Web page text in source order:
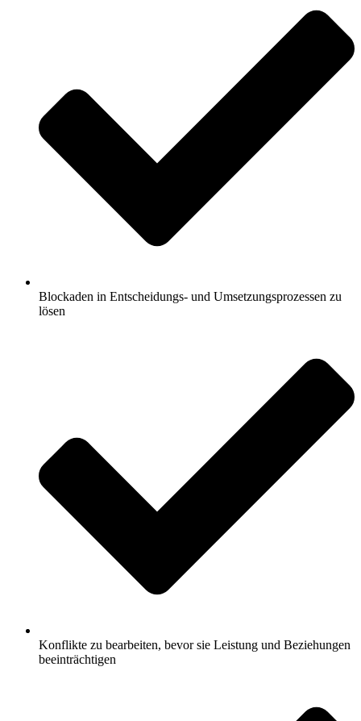
Blockaden in Entscheidungs- und Umsetzungsprozessen zu
lösen
Konflikte zu bearbeiten, bevor sie Leistung und Beziehungen
beeinträchtigen